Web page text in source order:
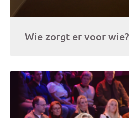
Wie zorgt er voor wie?